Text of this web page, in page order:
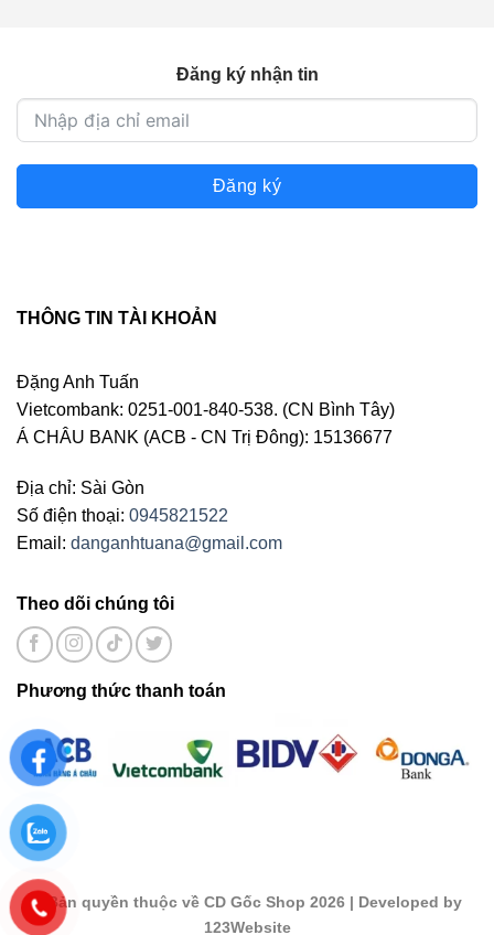
Đăng ký nhận tin
Đăng ký
THÔNG TIN TÀI KHOẢN
Đặng Anh Tuấn
Vietcombank: 0251-001-840-538. (CN Bình Tây)
Á CHÂU BANK (ACB - CN Trị Đông): 15136677
Địa chỉ: Sài Gòn
Số điện thoại: 0945821522
Email: danganhtuana@gmail.com
Theo dõi chúng tôi
Phương thức thanh toán
© Bản quyền thuộc về CD Gốc Shop 2026 | Developed by
123Website